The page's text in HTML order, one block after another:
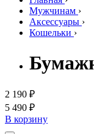
Мужчинам ›
Аксессуары ›
Кошельки ›
2 190 ₽
5 490 ₽
В корзину